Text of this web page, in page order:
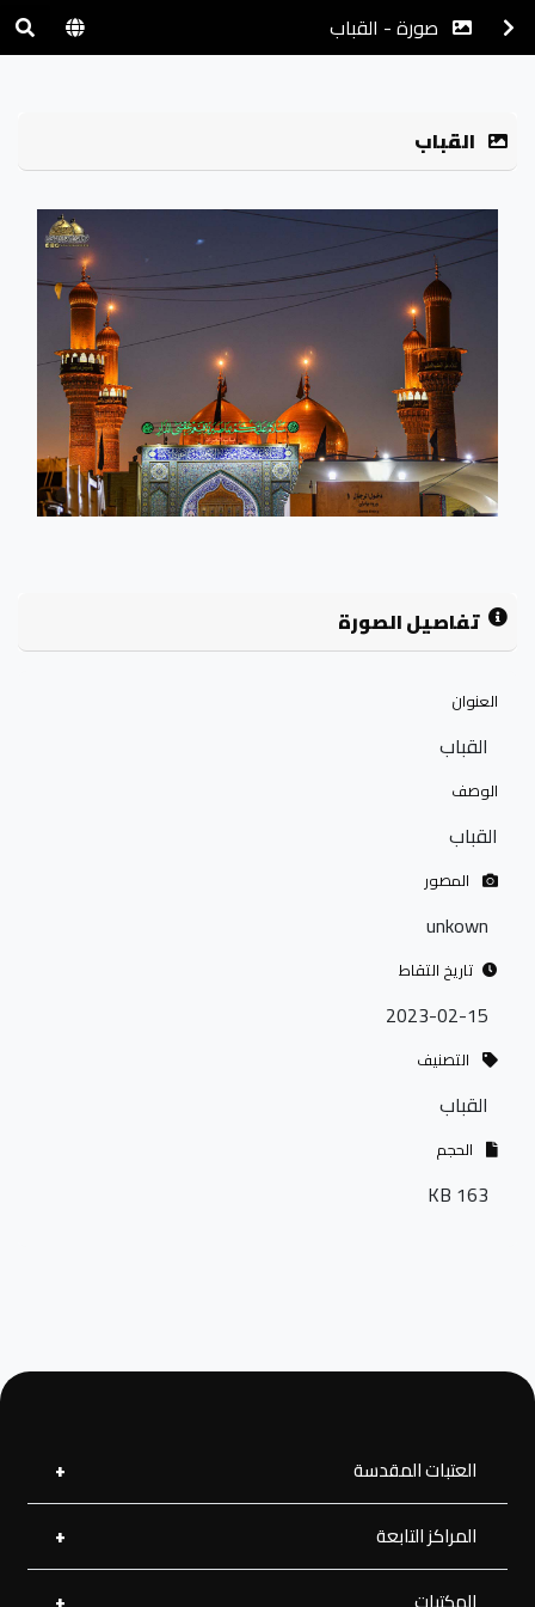
صورة - القباب
القباب
تفاصيل الصورة
العنوان
القباب
الوصف
القباب
المصور
unkown
تاريخ التقاط
2023-02-15
التصنيف
القباب
الحجم
163 KB
العتبات المقدسة
العتبة العلوية المقدسة
العتبة الحسينية المقدسة
المراكز التابعة